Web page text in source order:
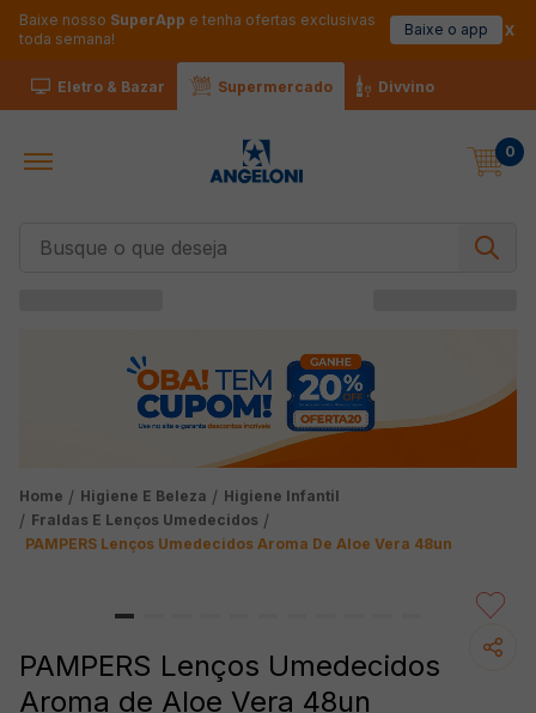
Baixe nosso SuperApp e tenha ofertas exclusivas
toda semana!
Baixe o app
Eletro & Bazar Supermercado Divvino
0
Higiene E Beleza
Higiene Infantil
Fraldas E Lenços Umedecidos
PAMPERS Lenços Umedecidos Aroma De Aloe Vera 48un
PAMPERS Lenços Umedecidos
Aroma de Aloe Vera 48un